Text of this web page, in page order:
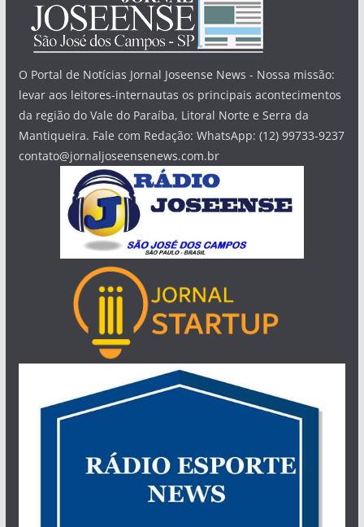
O Portal de Notícias Jornal Joseense News - Nossa missão:
levar aos leitores-internautas os principais acontecimentos
da região do Vale do Paraíba, Litoral Norte e Serra da
Mantiqueira. Fale com Redação: WhatsApp: (12) 99733-9237
contato@jornaljoseensenews.com.br